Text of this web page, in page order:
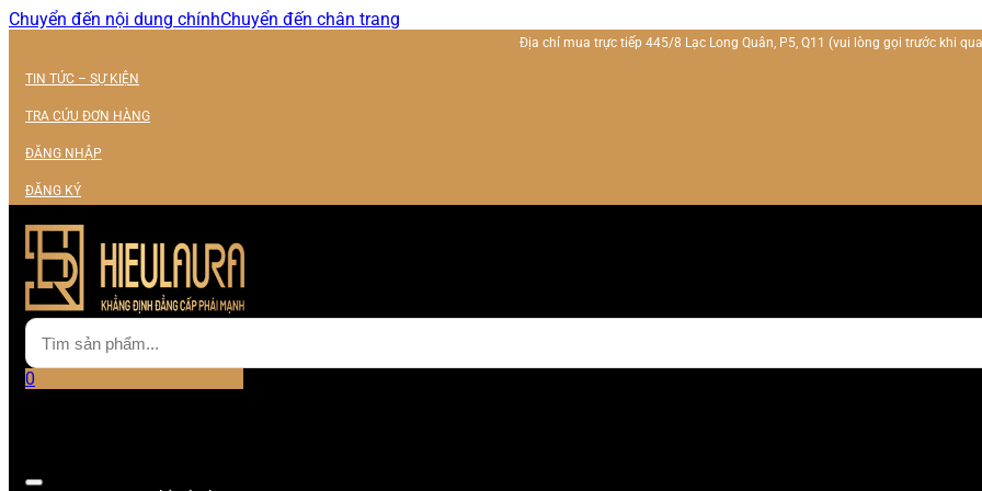
Chuyển đến nội dung chínhChuyển đến chân trang
Địa chỉ mua trực tiếp 445/8 Lạc Long Quân, P5, Q11 (vui lòng gọi trước khi
TIN TỨC – SỰ KIỆN
TRA CỨU ĐƠN HÀNG
ĐĂNG NHẬP
ĐĂNG KÝ
0